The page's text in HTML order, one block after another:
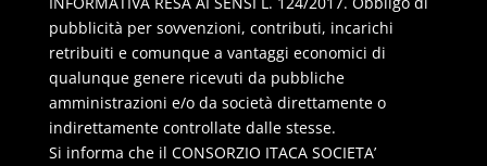
pubblicità per sovvenzioni, contributi, incarichi
retribuiti e comunque a vantaggi economici di
qualunque genere ricevuti da pubbliche
amministrazioni e/o da società direttamente o
indirettamente controllate dalle stesse.
Si informa che il CONSORZIO ITACA SOCIETA’